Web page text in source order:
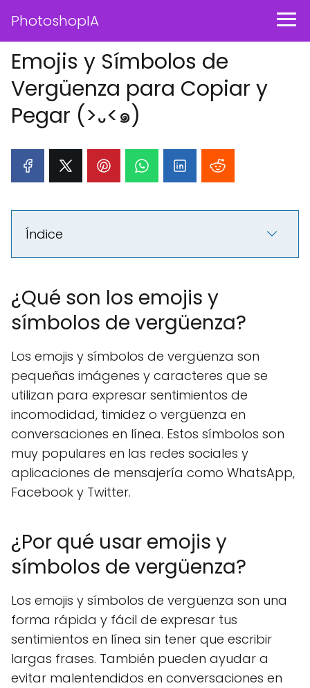
PhotoshopIA
Emojis y Símbolos de
Vergüenza para Copiar y
Pegar (>᎑<๑)
Índice
¿Qué son los emojis y
símbolos de vergüenza?
Los emojis y símbolos de vergüenza son
pequeñas imágenes y caracteres que se
utilizan para expresar sentimientos de
incomodidad, timidez o vergüenza en
conversaciones en línea. Estos símbolos son
muy populares en las redes sociales y
aplicaciones de mensajería como WhatsApp,
Facebook y Twitter.
¿Por qué usar emojis y
símbolos de vergüenza?
Los emojis y símbolos de vergüenza son una
forma rápida y fácil de expresar tus
sentimientos en línea sin tener que escribir
largas frases. También pueden ayudar a
evitar malentendidos en conversaciones en